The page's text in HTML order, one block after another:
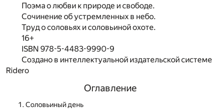
Поэма о любви к природе и свободе.
Сочинение об устремленных в небо.
Труд о соловьях и соловьиной охоте.
16+
ISBN 978-5-4483-9990-9
Создано в интеллектуальной издательской системе
Ridero
Оглавление
Соловьиный день